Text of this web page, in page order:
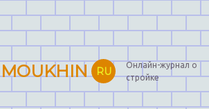
MOUKHIN RU
Онлайн-журнал о
стройке